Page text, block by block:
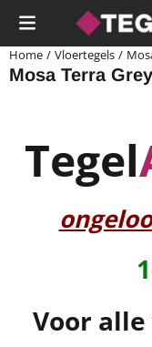
Cookievoorkeuren zijn
Home / Vloertegels /
Mosa Terra
Tegel
Voor